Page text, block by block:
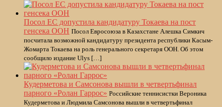
Посол ЕС допустила кандидатуру Токаева на пост
генсека ООН Посол Евросоюза в Казахстане Алешка Симкич
посчитала возможной кандидатуру президента республики Касым-
Жомарта Токаева на роль генерального секретаря ООН. Об этом
сообщило издание Ulys […]
Кудерметова и Самсонова вышли в четвертьфинал
парного «Ролан Гаррос» Российские теннисистки Вероника
Кудерметова и Людмила Самсонова вышли в четвертьфинал